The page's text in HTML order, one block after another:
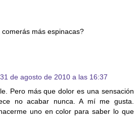
más espinacas?
31 de agosto de 2010 a las 16:37
Pero más que dolor es una sensación
no acabar nunca. A mí me gusta.
uno en color para saber lo que